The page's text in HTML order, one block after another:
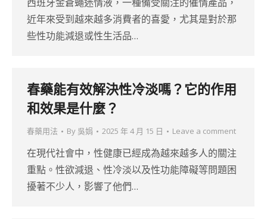
近年來受到越來越多消費者的喜愛，尤其是對於那
些性功能減退或性生活品…
春藥能有效解決性冷淡嗎？它的作用
和效果是什麼？
春藥用法 By 吳娟 2025 年 4 月 15 日 Leave a comment
在現代社會中，性健康已經成為越來越多人的關注
重點。性欲減退、性冷淡以及性功能障礙等問題困
擾著不少人，影響了他們…